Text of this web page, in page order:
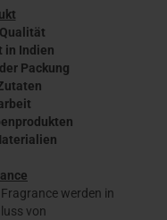
in Indien
Packung
werden in
von